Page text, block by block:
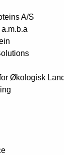
A/S
a.m.b.a
Økologisk